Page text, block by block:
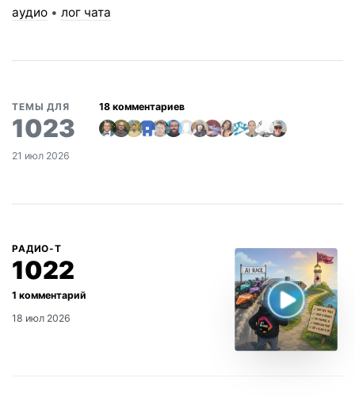
аудио • лог чата
ТЕМЫ ДЛЯ
1023
21 июл 2026
РАДИО-Т
1022
18 июл 2026